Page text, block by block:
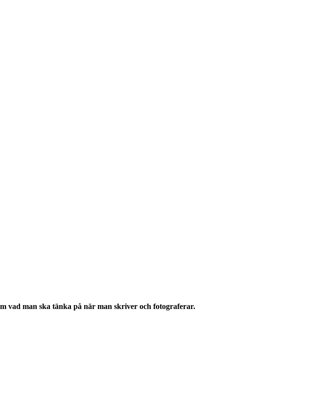
vad man ska tänka på när man skriver och fotograferar.